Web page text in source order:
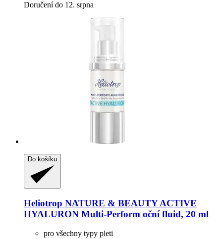
Doručení do 12. srpna
Do košíku
Heliotrop NATURE & BEAUTYACTIVE
HYALURON Multi-​Perform oční fluid, 20 ml
pro všechny typy pleti